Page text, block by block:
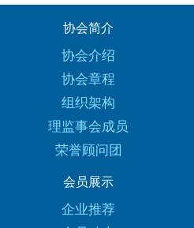
协会简介
协会介绍
协会章程
组织架构
理监事会成员
荣誉顾问团
会员展示
企业推荐